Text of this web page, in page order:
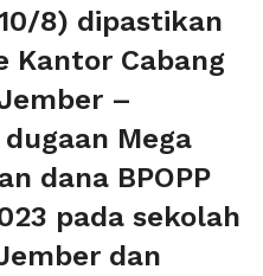
8) dipastikan
Kantor Cabang
–
Mega
dana BPOPP
pada sekolah
dan